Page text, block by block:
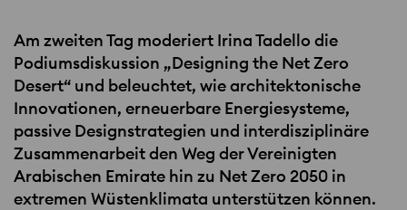
Am zweiten Tag moderiert Irina Tadello die
Podiumsdiskussion „Designing the Net Zero
Desert“ und beleuchtet, wie architektonische
Innovationen, erneuerbare Energiesysteme,
passive Designstrategien und interdisziplinäre
Zusammenarbeit den Weg der Vereinigten
Arabischen Emirate hin zu Net Zero 2050 in
extremen Wüstenklimata unterstützen können.